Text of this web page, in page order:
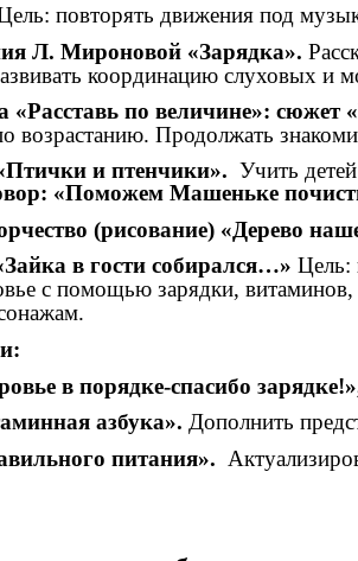
повторять движения под
Л. Мироновой «Зарядка».
координацию слуховых и
«Расставь по величине»: сюжет
возрастанию. Продолжать
и птенчики».Учить
«Поможем Машеньке
(рисование) «Дерево
в гости собирался…» Цель:
с помощью зарядки,
в порядке-спасибо
азбука». Дополнить
питания».